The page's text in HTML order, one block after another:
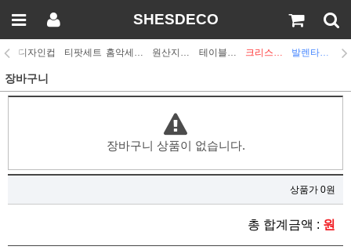
SHESDECO
디자인컵 티팟세트 홈악세사리 원산지디자인 테이블웨어 크리스마스 발렌타인데이
장바구니
장바구니 상품이 없습니다.
상품가 0원
총 합계금액 : 원